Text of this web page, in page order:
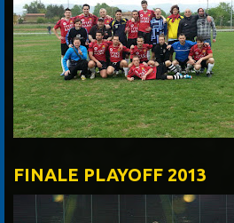
FINALE PLAYOFF 2013